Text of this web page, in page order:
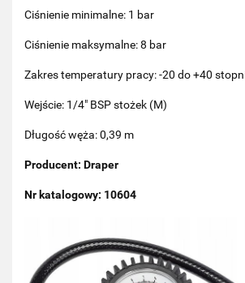
Ciśnienie minimalne: 1 bar
Ciśnienie maksymalne: 8 bar
Zakres temperatury pracy: -20 do +40
Wejście: 1/4" BSP stożek (M)
Długość węża: 0,39 m
Producent: Draper
Nr katalogowy: 10604